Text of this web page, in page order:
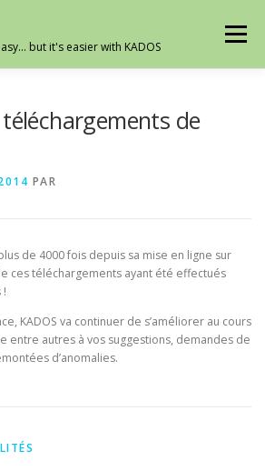
but it's easier with KADOS
Menu
de
PAR
de 4000 fois depuis sa mise en ligne sur
ces téléchargements ayant été effectués
KADOS va continuer de s’améliorer au cours
entre autres à vos suggestions, demandes de
d’anomalies.